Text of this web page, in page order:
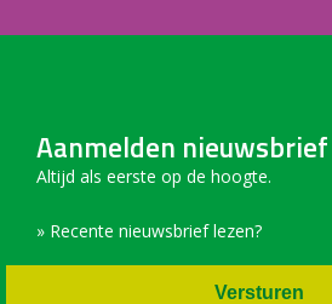
Aanmelden nieuwsbrief
Altijd als eerste op de hoogte.
» Recente nieuwsbrief lezen?
Versturen